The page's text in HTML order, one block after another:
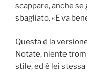
scappare, anche
sbagliato. «E va
Questa è la
Notate, niente
stile, ed è lei stessa